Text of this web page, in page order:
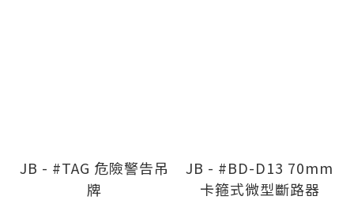
JB - #TAG 危險警告吊
牌
JB - #BD-D13 70mm
卡箍式微型斷路器